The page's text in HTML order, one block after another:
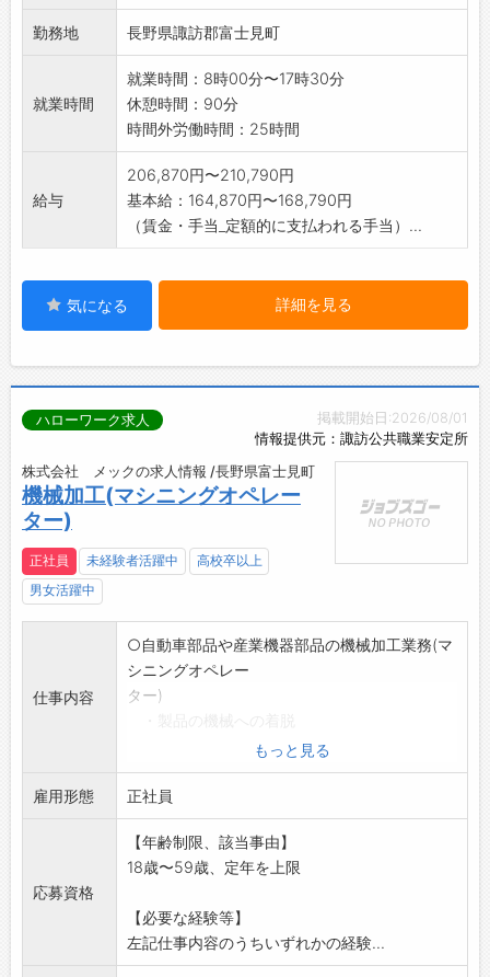
勤務地 長野県諏訪郡富士見町
就業時間
就業時間：8時00分〜17時30分
休憩時間：90分
時間外労働時間：25時間
給与
206,870円〜210,790円
基本給：164,870円〜168,790円
（賃金・手当_定額的に支払われる手当）...
気になる 詳細を見る
掲載開始日:2026/08/01
情報提供元：諏訪公共職業安定所
ハローワーク求人
株式会社 メックの求人情報 /長野県富士見町
機械加工(マシニングオペレー
ター)
正社員 未経験者活躍中
高校卒以上
男女活躍中
仕事内容
○自動車部品や産業機器部品の機械加工業務(マ
シニングオペレー
ター)
・刃物交換、治具交換
・測定器、検査治具を使用した製品の寸法や
品質の確認 等
変更範囲:会社の定める業務
※仕事内容の詳細については、面接時説明し
ます。
もっと見る
雇用形態 正社員
応募資格
【年齢制限、該当事由】
18歳〜59歳、定年を上限
【必要な経験等】
左記仕事内容のうちいずれかの経験...